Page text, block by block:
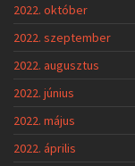
2022. október
2022. szeptember
2022. augusztus
2022. június
2022. május
2022. április